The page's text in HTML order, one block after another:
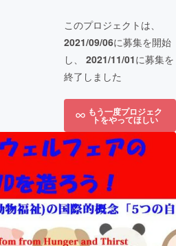
このプロジェクトは、
2021/09/06に募集を開始
し、 2021/11/01に募集を
終了しました
もう一度プロジェク
トをやってほしい